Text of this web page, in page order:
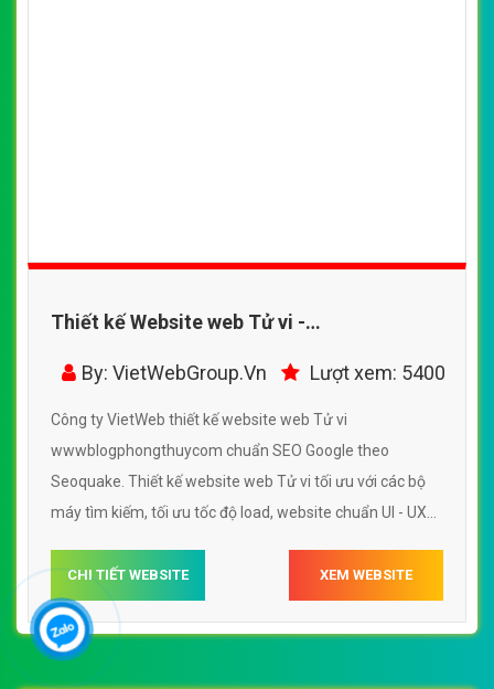
Thiết kế Website web Tử vi -
wwwblogphongthuycom
By: VietWebGroup.Vn Lượt xem: 5400
Công ty VietWeb thiết kế website web Tử vi
wwwblogphongthuycom chuẩn SEO Google theo
Seoquake. Thiết kế website web Tử vi tối ưu với các bộ
máy tìm kiếm, tối ưu tốc độ load, website chuẩn UI - UX
wwwblogphongthuycom
CHI TIẾT WEBSITE XEM WEBSITE